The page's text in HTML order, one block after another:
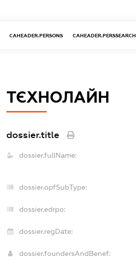
CAHEADER.PERSONS CAHEADER.PERSSEARCH
ТЄХНОЛАЙН
dossier.title
dossier.fullName:
dossier.opfSubType:
dossier.edrpo:
dossier.regDate:
dossier.foundersAndBenef: